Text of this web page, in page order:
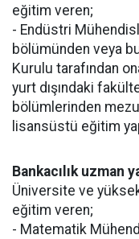
eğitim veren;
- Endüstri
bölümünden veya
Kurulu tarafından
yurt dışındaki
bölümlerinden
lisansüstü eğitim
Bankacılık uzman
Üniversite ve
eğitim veren;
- Matematik